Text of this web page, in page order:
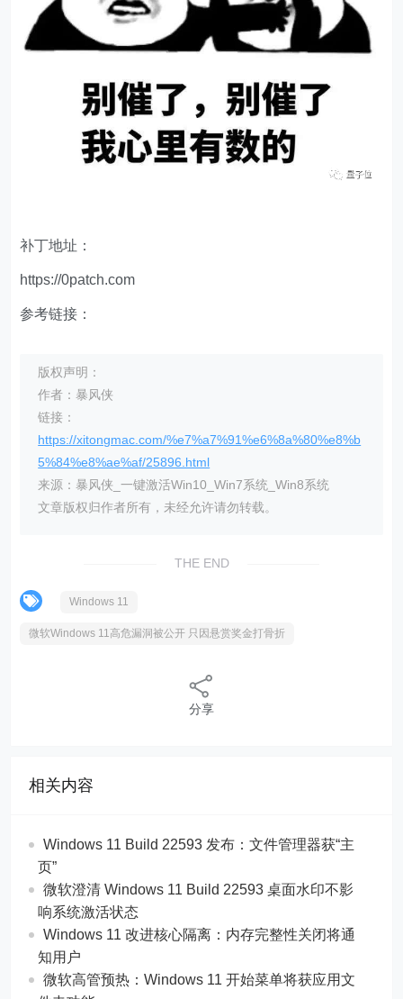
补丁地址：
https://0patch.com
参考链接：
版权声明：
作者：暴风侠
链接：
https://xitongmac.com/%e7%a7%91%e6%8a%80%e8%b
5%84%e8%ae%af/25896.html
来源：暴风侠_一键激活Win10_Win7系统_Win8系统
文章版权归作者所有，未经允许请勿转载。
THE END
Windows 11
微软Windows 11高危漏洞被公开 只因悬赏奖金打骨折
分享
相关内容
Windows 11 Build 22593 发布：文件管理器获“主
页”
微软澄清 Windows 11 Build 22593 桌面水印不影
响系统激活状态
Windows 11 改进核心隔离：内存完整性关闭将通
知用户
微软高管预热：Windows 11 开始菜单将获应用文